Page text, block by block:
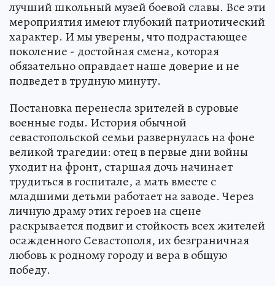
лучший школьный музей боевой славы. Все эти
мероприятия имеют глубокий патриотический
характер. И мы уверены, что подрастающее
поколение - достойная смена, которая
обязательно оправдает наше доверие и не
подведет в трудную минуту.
Постановка перенесла зрителей в суровые
военные годы. История обычной
севастопольской семьи развернулась на фоне
великой трагедии: отец в первые дни войны
уходит на фронт, старшая дочь начинает
трудиться в госпитале, а мать вместе с
младшими детьми работает на заводе. Через
личную драму этих героев на сцене
раскрывается подвиг и стойкость всех жителей
осажденного Севастополя, их безграничная
любовь к родному городу и вера в общую
победу.